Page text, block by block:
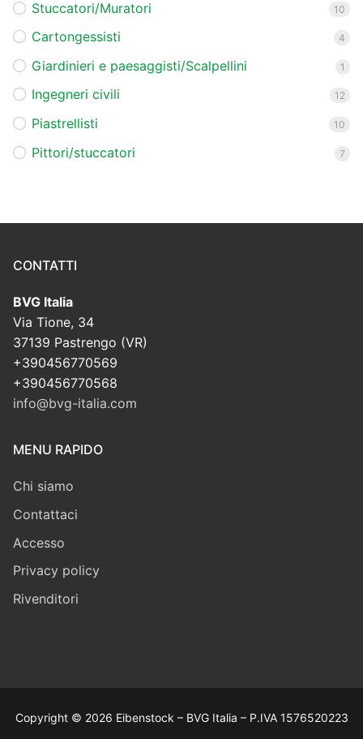
Stuccatori/Muratori 10
Cartongessisti 4
Giardinieri e paesaggisti/Scalpellini 1
Ingegneri civili 12
Piastrellisti 10
Pittori/stuccatori 7
CONTATTI
BVG Italia
Via Tione, 34
37139 Pastrengo (VR)
+390456770569
+390456770568
info@bvg-italia.com
MENU RAPIDO
Chi siamo
Contattaci
Accesso
Privacy policy
Rivenditori
Copyright © 2026 Eibenstock – BVG Italia – P.IVA 1576520223